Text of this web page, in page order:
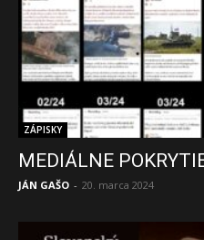
ZÁPISKY
MEDIÁLNE
JÁN GAŠO - 20. marca 2024